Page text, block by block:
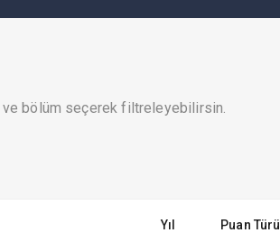
ve bölüm seçerek filtreleyebilirsin.
Yıl Puan Türü